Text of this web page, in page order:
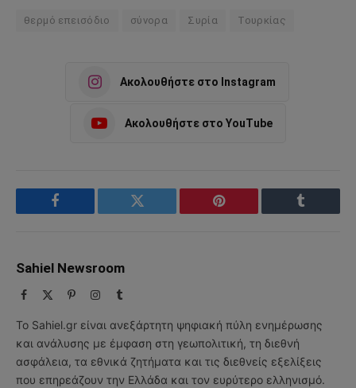
θερμό επεισόδιο σύνορα Συρία Τουρκίας
Ακολουθήστε στο Instagram
Ακολουθήστε στο YouTube
Facebook Twitter Pinterest Tumblr
Sahiel Newsroom
Facebook PinterestInstagram
Tumblr
Το Sahiel.gr είναι ανεξάρτητη ψηφιακή πύλη ενημέρωσης
και ανάλυσης με έμφαση στη γεωπολιτική, τη διεθνή
ασφάλεια, τα εθνικά ζητήματα και τις διεθνείς εξελίξεις
που επηρεάζουν την Ελλάδα και τον ευρύτερο ελληνισμό.